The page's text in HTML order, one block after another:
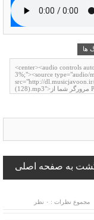
ها
به صفحه اصلی
مجموع نظرات : ۰ نظر